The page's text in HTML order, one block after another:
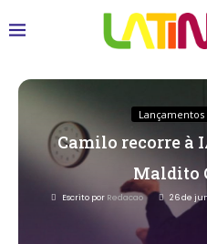
Lançamentos
Camilo recorre à
Maldito
Escrito por Redacao 26 de